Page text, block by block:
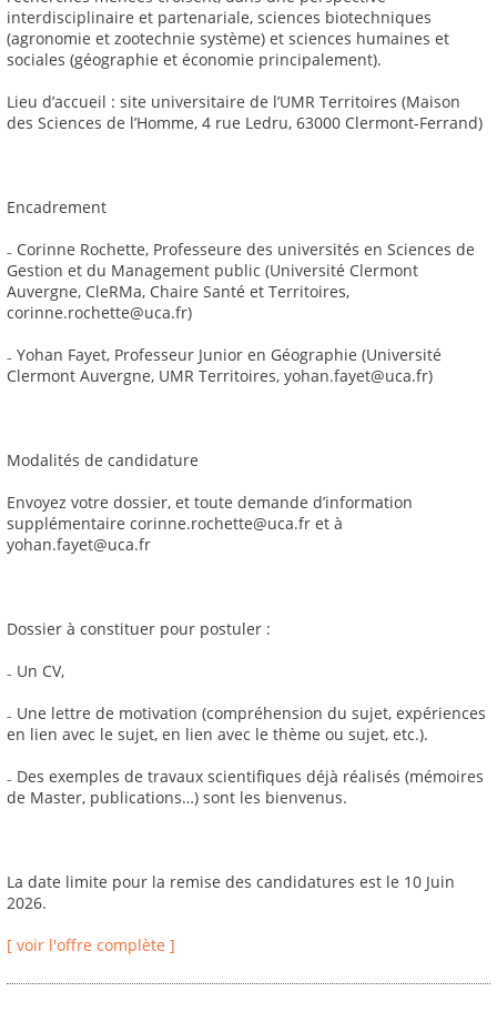
interdisciplinaire et partenariale, sciences biotechniques
(agronomie et zootechnie système) et sciences humaines et
sociales (géographie et économie principalement).
Lieu d’accueil : site universitaire de l’UMR Territoires (Maison
des Sciences de l’Homme, 4 rue Ledru, 63000 Clermont-Ferrand)
Encadrement
₋ Corinne Rochette, Professeure des universités en Sciences de
Gestion et du Management public (Université Clermont
Auvergne, CleRMa, Chaire Santé et Territoires,
corinne.rochette@uca.fr)
₋ Yohan Fayet, Professeur Junior en Géographie (Université
Clermont Auvergne, UMR Territoires, yohan.fayet@uca.fr)
Modalités de candidature
Envoyez votre dossier, et toute demande d’information
supplémentaire corinne.rochette@uca.fr et à
yohan.fayet@uca.fr
Dossier à constituer pour postuler :
₋ Un CV,
₋ Une lettre de motivation (compréhension du sujet, expériences
en lien avec le sujet, en lien avec le thème ou sujet, etc.).
₋ Des exemples de travaux scientifiques déjà réalisés (mémoires
de Master, publications…) sont les bienvenus.
La date limite pour la remise des candidatures est le 10 Juin
2026.
[ voir l'offre complète ]